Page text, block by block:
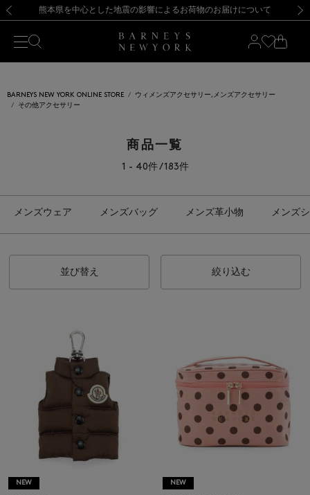
新規登録のお客様も対象！＜MY BARNEYS＞会員のお客様は11,000円（税込）以上のお買上げで常時送料無料！お買い物の際は会員登録を！
【夏季休業に伴う返品・交換承り一時停止のお知らせ】（2026.8.5）
熊本県を中心とした地震の影響によるお荷物のお届けについて
【開催中】SUMMER SALEのご案内・ご注意事項 新規登録のお客様も対象！＜MY BARNEYS＞会員のお客様は11,000円（税込）以上のお買上げで常時送料無料！お買い物の際は会員登録を！
【夏季休業に伴う返品・交換承り一時停止のお知らせ】（2026.8.5）
BARNEYS NEW YORK ONLINE STORE
ウィメンズアクセサリー,メンズアクセサリー
その他アクセサリー
商品一覧
1 - 40件 / 183件
メンズウェア メンズバッグ メンズ革小物 メンズ
並び替え 絞り込む
NEW NEW